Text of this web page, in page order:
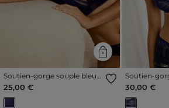
Soutien-gorge souple bleu
marine femme
25,00 €
Soutien-
bleu marine
30,00 €